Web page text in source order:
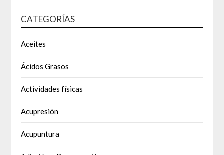
CATEGORÍAS
Aceites
Ácidos Grasos
Actividades físicas
Acupresión
Acupuntura